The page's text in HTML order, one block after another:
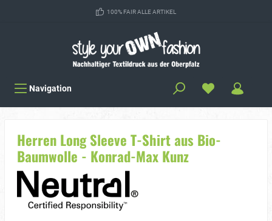
100% FAIR ALLE ARTIKEL
Navigation
Herren Long Sleeve T-Shirt aus Bio-
Baumwolle - Konrad-Max Kunz